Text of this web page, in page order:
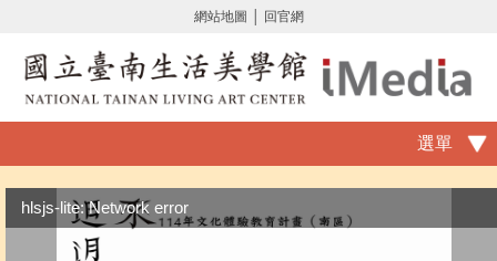
網站地圖 回官網
選單
hlsjs-lite: Network error